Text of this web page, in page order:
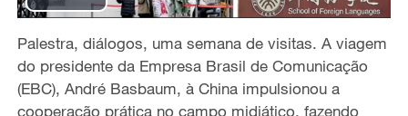
P
l
a
Palestra, diálogos, uma semana de visitas. A viagem
do presidente da Empresa Brasil de Comunicação
(EBC), André Basbaum, à China impulsionou a
cooperação prática no campo midiático, fazendo